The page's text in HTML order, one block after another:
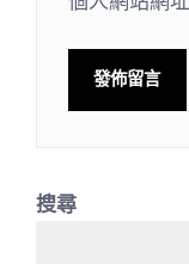
搜尋